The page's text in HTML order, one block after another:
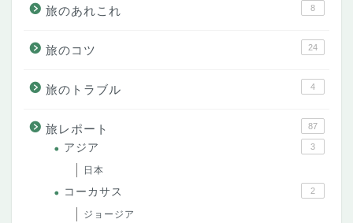
旅のあれこれ 8
旅のコツ 24
旅のトラブル 4
旅レポート 87
アジア 3
日本
コーカサス 2
ジョージア